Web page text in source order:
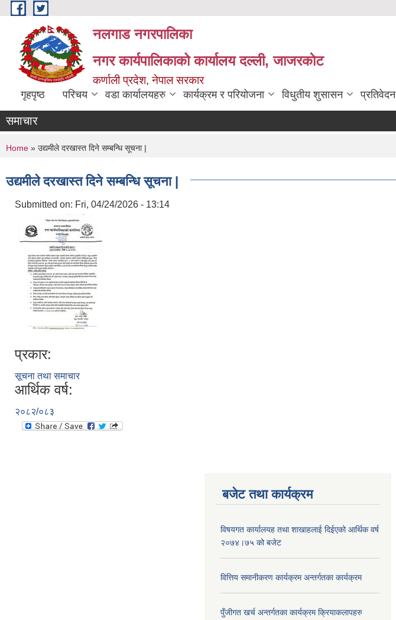
Skip to main content
नलगाड नगरपालिका
नगर कार्यपालिकाको कार्यालय दल्ली, जाजरकाेट
कर्णाली प्रदेश, नेपाल सरकार
गृहपृष्ठ परिचय वडा कार्यालयहरु कार्यक्रम र परियोजना विधुतीय शुसासन प्रतिवेदन
समाचार
You are here
Home » उद्यमीले दरखास्त दिने सम्बन्धि सूचना |
उद्यमीले दरखास्त दिने सम्बन्धि सूचना |
Submitted on: Fri, 04/24/2026 - 13:14
प्रकार:
सूचना तथा समाचार
आर्थिक वर्ष:
२०८२/०८३
बजेट तथा कार्यक्रम
विषयगत कार्यालयह तथा शाखाहलाई दिईएको आर्थिक वर्ष
२०७४।७५ को बजेट
वित्तिय समानीकरण कार्यक्रम अन्तर्गतका कार्यक्रम
पुँजीगत खर्च अन्तर्गतका कार्यक्रम क्रियाकलापहरु